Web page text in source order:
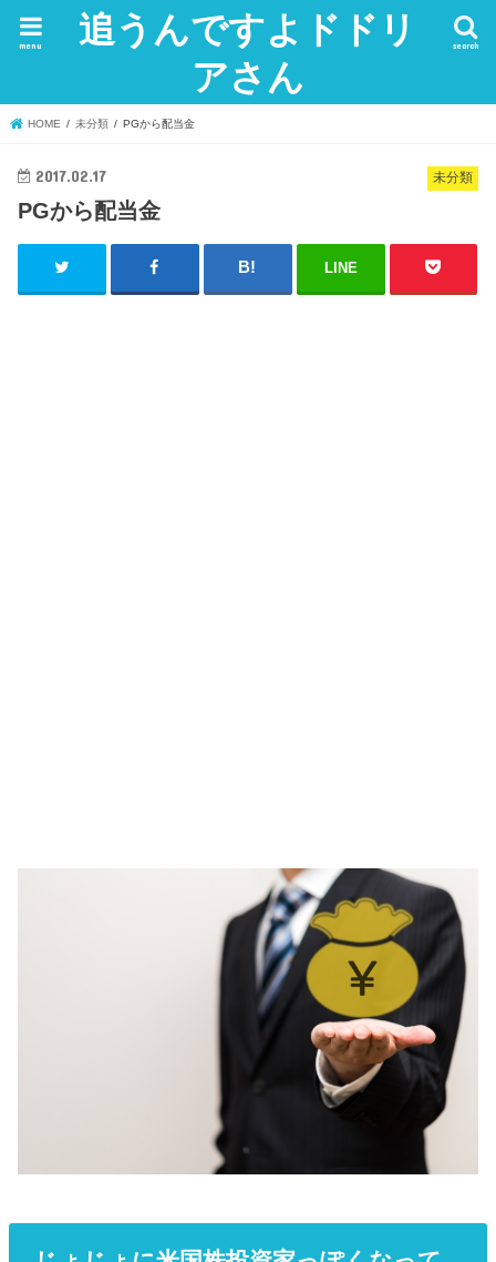
追うんですよドドリ
アさん
search
menu
HOME 未分類 PGから配当金
未分類
2017.02.17
PGから配当金
LINE